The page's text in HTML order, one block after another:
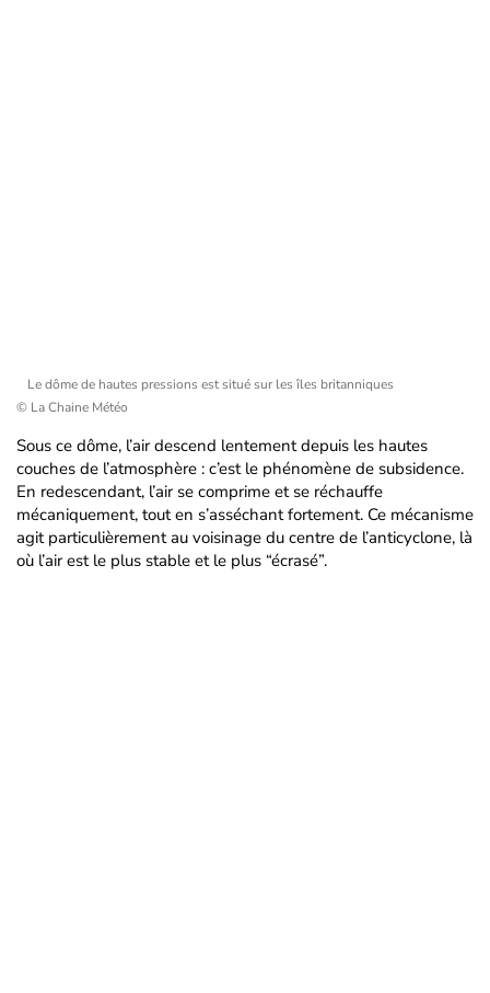
Le dôme de hautes pressions est situé sur les îles britanniques
© La Chaine Météo
Sous ce dôme, l’air descend lentement depuis les hautes
couches de l’atmosphère : c’est le phénomène de subsidence.
En redescendant, l’air se comprime et se réchauffe
mécaniquement, tout en s’asséchant fortement. Ce mécanisme
agit particulièrement au voisinage du centre de l’anticyclone, là
où l’air est le plus stable et le plus “écrasé”.